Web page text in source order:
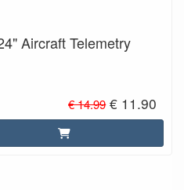
Aircraft Telemetry
€ 14.99€ 11.90